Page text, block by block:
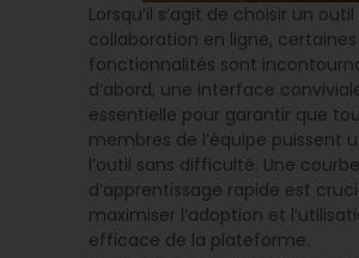
Lorsqu’il s’agit de choisir un
collaboration en ligne, certaines
fonctionnalités sont
d’abord, une interface
essentielle pour garantir que
membres de l’équipe puissent
l’outil sans difficulté. Une courbe
d’apprentissage rapide est
maximiser l’adoption et
efficace de la plateforme.